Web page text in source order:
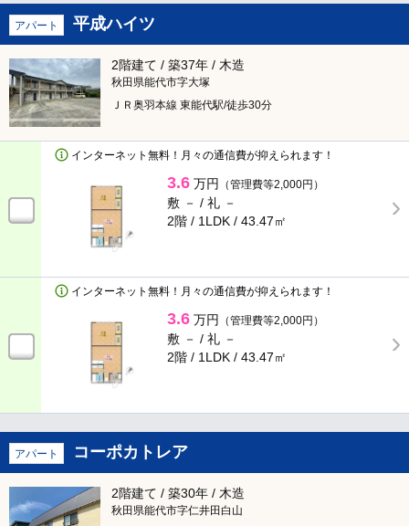
アパート 平成ハイツ
2階建て / 築37年 / 木造
秋田県能代市字大塚
ＪＲ奥羽本線 東能代駅/徒歩30分
インターネット無料！月々の通信費が抑えられます！
3.6 万円 （管理費等2,000円）
敷 － / 礼 －
2階 / 1LDK / 43.47㎡
インターネット無料！月々の通信費が抑えられます！
3.6 万円 （管理費等2,000円）
敷 － / 礼 －
2階 / 1LDK / 43.47㎡
アパート コーポカトレア
2階建て / 築30年 / 木造
秋田県能代市字仁井田白山
BunChinPAY
生活応援サービス付
検索する
× 閉じる